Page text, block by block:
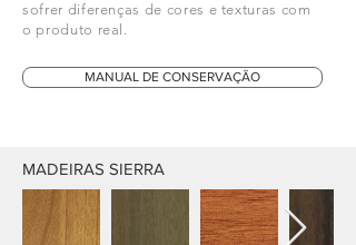
sofrer diferenças de cores e texturas com
o produto real.
MANUAL DE CONSERVAÇÃO
MADEIRAS SIERRA